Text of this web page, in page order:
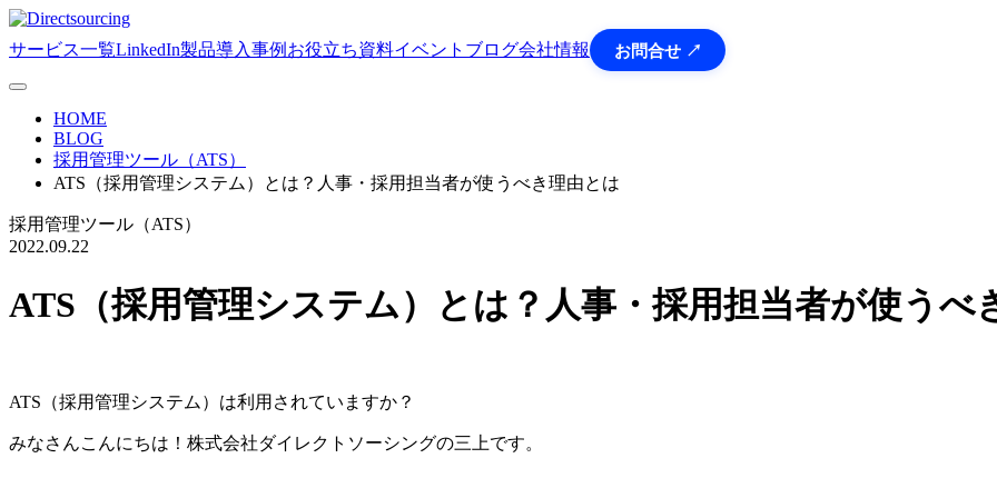
サービス一覧LinkedIn製品導入事例 お役立ち資料イベント ブログ会社情報 お問合せ ↗
HOME
BLOG
採用管理ツール（ATS）
ATS（採用管理システム）とは？人事・採用担当者が使うべき理由とは
採用管理ツール（ATS）
2022.09.22
ATS（採用管理システム）とは？人事・採用担当者が使うべ
ATS（採用管理システム）は利用されていますか？
みなさんこんにちは！株式会社ダイレクトソーシングの三上です。